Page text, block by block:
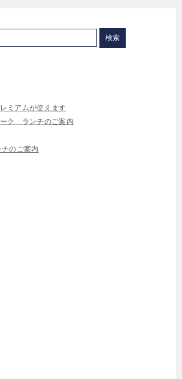
ミアムが使えます
ク ランチのご案内
のご案内